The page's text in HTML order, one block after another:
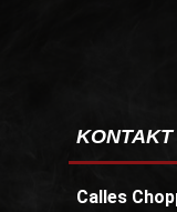
KONTAKT
Calles